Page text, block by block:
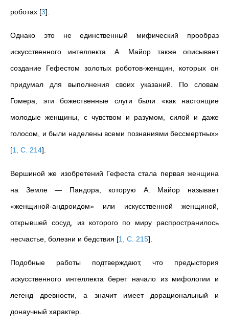
роботах [3]
Однако это не единственный мифический прообраз
искусственного интеллекта. А. Майор также описывает
создание Гефестом золотых роботов-женщин, которых он
придумал для выполнения своих указаний. По словам
Гомера, эти божественные слуги были «как настоящие
молодые женщины, с чувством и разумом, силой и даже
голосом, и были наделены всеми познаниями бессмертных»
[1, С. 214]
Вершиной же изобретений Гефеста стала первая женщина
на Земле — Пандора, которую А. Майор называет
«женщиной-андроидом» или искусственной женщиной,
открывшей сосуд, из которого по миру распространилось
несчастье, болезни и бедствия [1, С. 215]
Подобные работы подтверждают, что предыстория
искусственного интеллекта берет начало из мифологии и
легенд древности, а значит имеет дорациональный и
донаучный характер.